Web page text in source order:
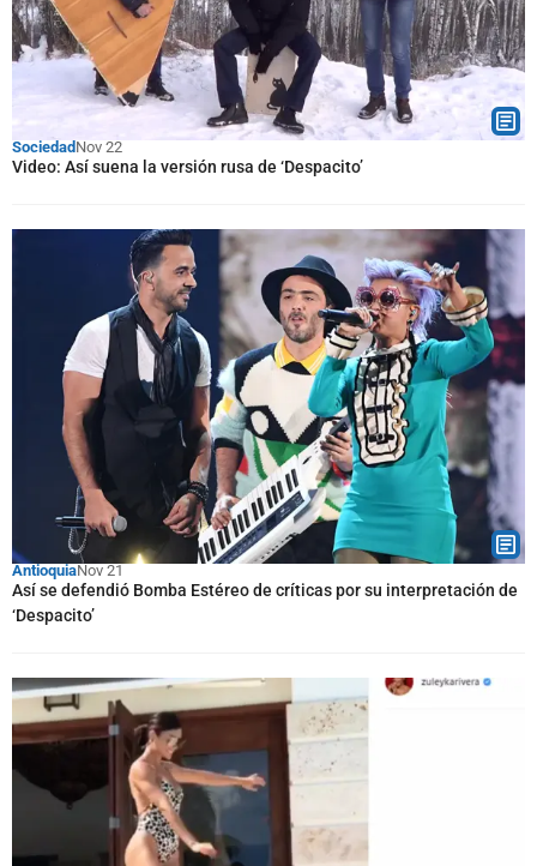
SociedadNov 22
Video: Así suena la versión rusa de ‘Despacito’
AntioquiaNov 21
Así se defendió Bomba Estéreo de críticas por su interpretación de
‘Despacito’